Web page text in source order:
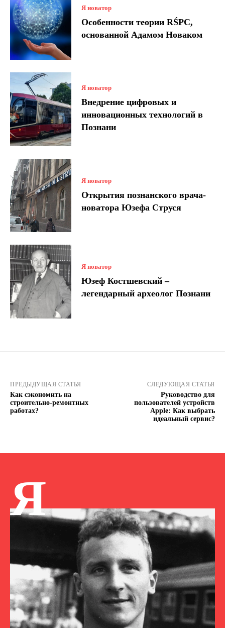
Я новатор
Особенности теории RŚPC,
основанной Адамом Новаком
Я новатор
Внедрение цифровых и
инновационных технологий в
Познани
Я новатор
Открытия познанского врача-
новатора Юзефа Струся
Я новатор
Юзеф Костшевский –
легендарный археолог Познани
ПРЕДЫДУЩАЯ СТАТЬЯ
Как сэкономить на
строительно-ремонтных
работах?
СЛЕДУЮЩАЯ СТАТЬЯ
Руководство для
пользователей устройств
Apple: Как выбрать
идеальный сервис?
Я